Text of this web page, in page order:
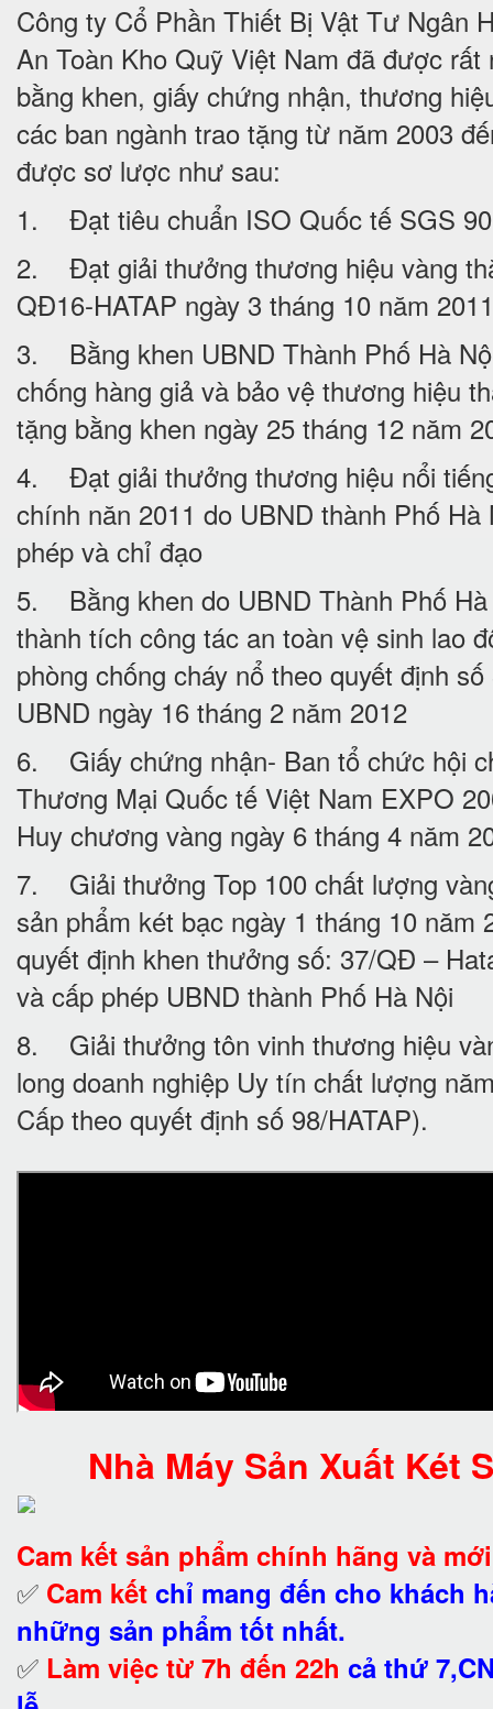
Công ty Cổ Phần Thiết Bị Vật Tư Ngân
An Toàn Kho Quỹ Việt Nam đã được rất
bằng khen, giấy chứng nhận, thương
các ban ngành trao tặng từ năm 2003
được sơ lược như sau:
1. Đạt tiêu chuẩn ISO Quốc tế SGS
2. Đạt giải thưởng thương hiệu vàng
QĐ16-HATAP ngày 3 tháng 10 năm 2011
3. Bằng khen UBND Thành Phố Hà
chống hàng giả và bảo vệ thương hiệu
tặng bằng khen ngày 25 tháng 12 năm
4. Đạt giải thưởng thương hiệu nổi
chính năn 2011 do UBND thành Phố Hà
phép và chỉ đạo
5. Bằng khen do UBND Thành Phố Hà
thành tích công tác an toàn vệ sinh lao
phòng chống cháy nổ theo quyết định
UBND ngày 16 tháng 2 năm 2012
6. Giấy chứng nhận- Ban tổ chức hội
Thương Mại Quốc tế Việt Nam EXPO
Huy chương vàng ngày 6 tháng 4 năm
7. Giải thưởng Top 100 chất lượng
sản phẩm két bạc ngày 1 tháng 10 năm
quyết định khen thưởng số: 37/QĐ –
và cấp phép UBND thành Phố Hà Nội
8. Giải thưởng tôn vinh thương hiệu
long doanh nghiệp Uy tín chất lượng
Cấp theo quyết định số 98/HATAP).
Nhà Máy Sản Xuất Két
Cam kết sản phẩm chính hãng và
✅ Cam kết chỉ mang đến cho khách
những sản phẩm tốt nhất.
✅ Làm việc từ 7h đến 22h cả thứ